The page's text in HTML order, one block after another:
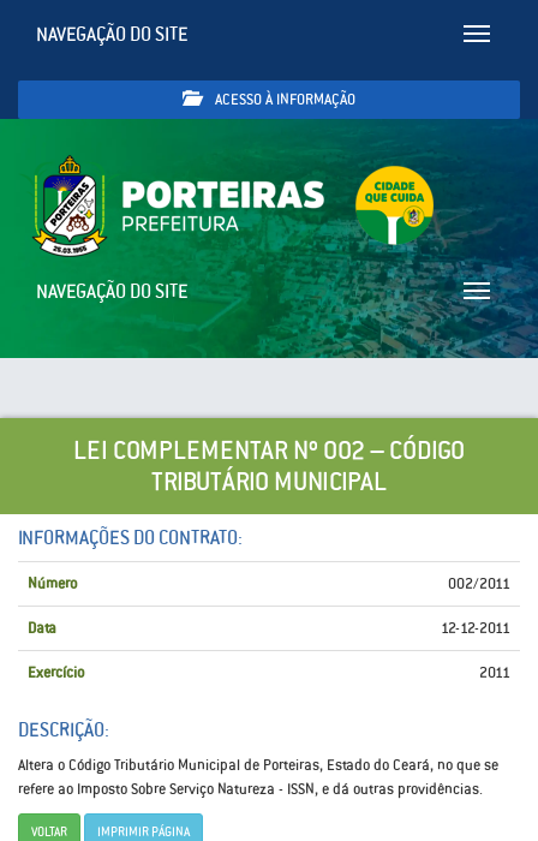
Toggle
NAVEGAÇÃO DO SITE
ACESSO À INFORMAÇÃO
Toggle
NAVEGAÇÃO DO SITE
LEI COMPLEMENTAR Nº 002 – CÓDIGO
TRIBUTÁRIO MUNICIPAL
INFORMAÇÕES DO CONTRATO:
Número 002/2011
Data 12-12-2011
Exercício 2011
DESCRIÇÃO:
Altera o Código Tributário Municipal de Porteiras, Estado do Ceará, no que se
refere ao Imposto Sobre Serviço Natureza - ISSN, e dá outras providências.
VOLTAR IMPRIMIR PÁGINA